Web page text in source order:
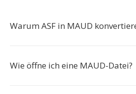
Warum ASF in MAUD
Wie öffne ich eine MAUD-Datei?